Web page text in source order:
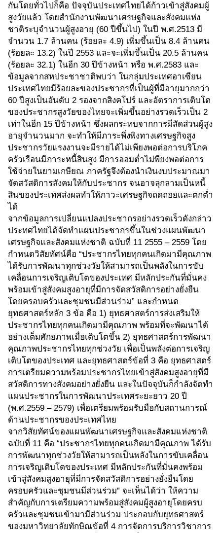
กันโดยทั่วไปก็คือ ปัจจุบันประเทศไทยได้ก้าวเข้าสู่สังคมผู้
สูงวัยแล้ว โดยสำนักงานพัฒนาเศรษฐกิจและสังคมแห่ง
ชาติระบุจำนวนผู้สูงอายุ (60 ปีขึ้นไป) ในปี พ.ศ.2513 มี
จำนวน 1.7 ล้านคน (ร้อยละ 4.9) เพิ่มขึ้นเป็น 8.4 ล้านคน
(ร้อยละ 13.2) ในปี 2553 และจะเพิ่มขึ้นเป็น 20.5 ล้านคน
(ร้อยละ 32.1) ในอีก 30 ปีข้างหน้า หรือ พ.ศ.2583 และ
ข้อมูลจากสหประชาชาติพบว่า ในกลุ่มประเทศอาเซียน
ประเทศไทยมีร้อยละของประชากรที่เป็นผู้ที่มีอายุมากกว่า
60 ปีสูงเป็นอันดับ 2 รองจากสิงคโปร์ และอัตราการเติบโต
ของประชากรสูงวัยของไทยจะเพิ่มขึ้นอย่างรวดเร็วเป็น 2
เท่าในอีก 15 ปีข้างหน้า ซึ่งผลกระทบจากการมีสัดส่วนผู้สูง
อายุจำนวนมาก จะทำให้มีภาระพึ่งพิงทางเศรษฐกิจสูง
ประชากรวัยแรงงานจะมีรายได้ไม่เพียงพอต่อการบริโภค
ครัวเรือนมีภาระหนี้สินสูง มีการออมต่ำไม่พียงพอต่อการ
ใช้จ่ายในยามเกษียณ ภาครัฐจึงต้องนำเงินงบประมาณมา
จัดสวัสดิการสังคมให้กับประชากร จนอาจลุกลามเป็นหนี้
สินของประเทศส่งผลทำให้ภาวะเศรษฐกิจถดถอยและตกต่ำ
ได้
จากข้อมูลการเปลี่ยนแปลงประชากรอย่างรวดเร็วดังกล่าว
ประทศไทยได้จัดทำแผนประชากรขึ้นในช่วงแผนพัฒนา
เศรษฐกิจและสังคมแห่งชาติ ฉบับที่ 11 2555 – 2559 โดย
กำหนดวิสัยทัศน์คือ “ประชากรไทยทุกคนเกิดมามีคุณภาพ
ได้รับการพัฒนาทุกช่วงวัยให้สามารถเป็นพลังในการขับ
เคลื่อนการเจริญเติบโตของประเทศ มีหลักประกันที่มั่นคง
พร้อมเข้าสู่สังคมสูงอายุที่มีการจัดสวัสดิการอย่างยั่งยืน
โดยครอบครัวและชุมชนมีส่วนร่วม” และกำหนด
ยุทธศาสตร์หลัก 3 ข้อ คือ 1) ยุทธศาสตร์การส่งเสริมให้
ประชากรไทยทุกคนเกิดมามีคุณภาพ พร้อมที่จะพัฒนาได้
อย่างเต็มศักยภาพเมื่อเติบโตขึ้น 2) ยุทธศาสตร์การพัฒนา
คุณภาพประชากรไทยทุกช่วงวัย เพื่อเป็นพลังต่อการเจริญ
เติบโตของประเทศ และยุทธศาสตร์ข้อที่ 3 คือ ยุทธศาสตร์
การเตรียมความพร้อมประชากรไทยเข้าสู่สังคมสูงอายุที่มี
สวัสดิการทางสังคมอย่างยั่งยืน และในปัจจุบันก็กำลังจัดทำ
แผนประชากรในการพัฒนาประเทศระยะยาว 20 ปี
(พ.ศ.2559 – 2579) เพื่อเตรียมพร้อมรับมือกับสถานการณ์
ด้านประชากรของประเทศไทย
จากวิสัยทัศน์ของแผนพัฒนาเศรษฐกิจและสังคมแห่งชาติ
ฉบับที่ 11 คือ “ประชากรไทยทุกคนเกิดมามีคุณภาพ ได้รับ
การพัฒนาทุกช่วงวัยให้สามารถเป็นพลังในการขับเคลื่อน
การเจริญเติบโตของประเทศ มีหลักประกันที่มั่นคงพร้อม
เข้าสู่สังคมสูงอายุที่มีการจัดสวัสดิการอย่างยั่งยืนโดย
ครอบครัวและชุมชนมีส่วนร่วม” จะเห็นได้ว่า ให้ความ
สำคัญกับการเตรียมความพร้อมสู่สังคมผู้สูงอายุโดยครบ
ครัวและชุมชนเข้ามามีส่วนร่วม ประกอบกับยุทธศาสตร์
ของมหาวิทยาลัยทักษิณข้อที่ 4 การจัดการบริการวิชาการ